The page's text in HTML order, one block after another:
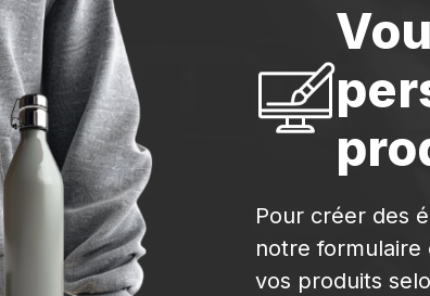
Pour créer des
notre formulaire
vos produits